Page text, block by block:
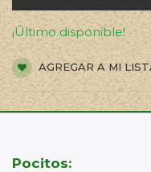
¡Último disponible!
AGREGAR A MI
Pocitos: